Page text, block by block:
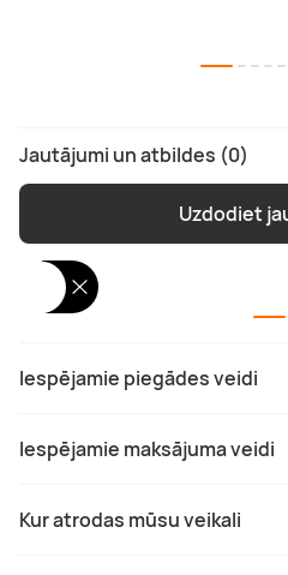
Iespējamie piegādes veidi
Iespējamie maksājuma veidi
Kur atrodas mūsu veikali
Jautājumi un atbildes (0)
Uzdodiet